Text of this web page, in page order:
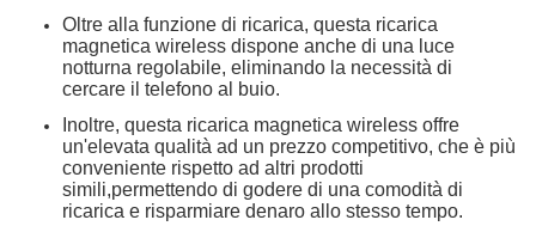
Oltre alla funzione di ricarica, questa ricarica
magnetica wireless dispone anche di una luce
notturna regolabile, eliminando la necessità di
cercare il telefono al buio.
Inoltre, questa ricarica magnetica wireless offre
un'elevata qualità ad un prezzo competitivo, che è più
conveniente rispetto ad altri prodotti
simili,permettendo di godere di una comodità di
ricarica e risparmiare denaro allo stesso tempo.